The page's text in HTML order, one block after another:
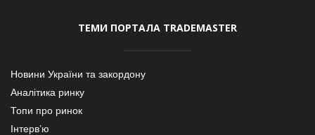
ТЕМИ ПОРТАЛА TRADEMASTER
Новини України та закордону
Аналітика ринку
Топи про ринок
Інтерв’ю